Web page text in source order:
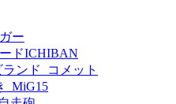
ー
ドICHIBAN
ンド_コメット
_MiG15